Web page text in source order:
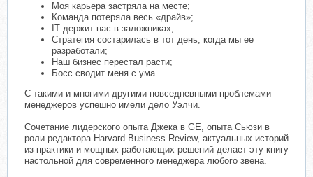
Моя карьера застряла на месте;
Команда потеряла весь «драйв»;
IT держит нас в заложниках;
Стратегия состарилась в тот день, когда мы ее
разработали;
Наш бизнес перестал расти;
Босс сводит меня с ума...
С такими и многими другими повседневными проблемами
менеджеров успешно имели дело Уэлчи.
Сочетание лидерского опыта Джека в GE, опыта Сьюзи в
роли редактора Harvard Business Review, актуальных историй
из практики и мощных работающих решений делает эту книгу
настольной для современного менеджера любого звена.